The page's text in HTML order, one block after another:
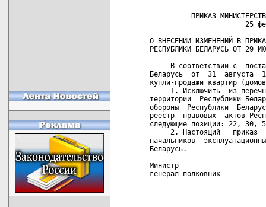
ПРИКАЗ
25
О ВНЕСЕНИИ ИЗМЕНЕНИЙ В
РЕСПУБЛИКИ БЕЛАРУСЬ ОТ 29
В соответствии с
Беларусь  от  31  августа
купли-продажи квартир
1. Исключить  из
территории  Республики
обороны  Республики
реестр  правовых  актов
следующие позиции: 22, 30,
2. Настоящий   приказ
начальников
Беларусь.
Министр
генерал-полковник